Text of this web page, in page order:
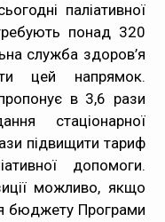
паліативної
понад 320
служба здоров’я
цей напрямок.
в 3,6 рази
стаціонарної
підвищити тариф
допомоги.
можливо, якщо
бюджету Програми